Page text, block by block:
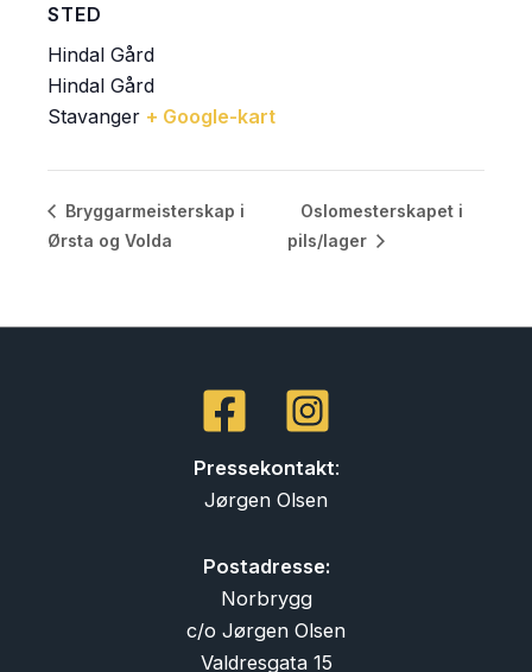
STED
Hindal Gård
Hindal Gård
Stavanger + Google-kart
Bryggarmeisterskap i
Ørsta og Volda
Oslomesterskapet i
pils/lager
Pressekontakt:
Jørgen Olsen
Postadresse:
Norbrygg
c/o Jørgen Olsen
Valdresgata 15